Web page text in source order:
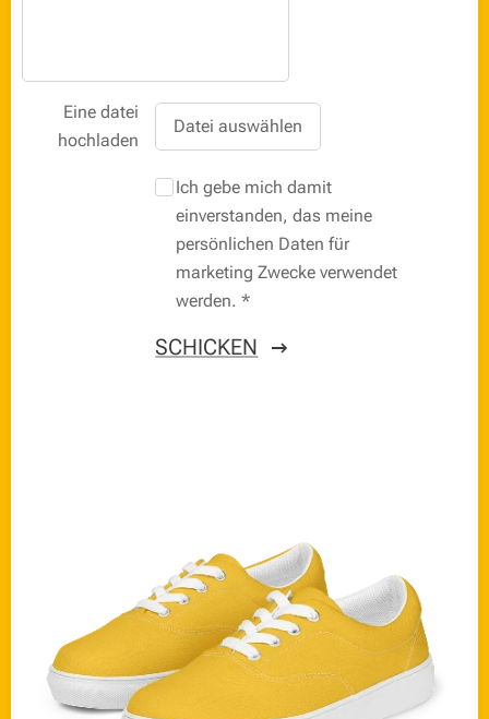
Eine datei
hochladen
Datei auswählen
Ich gebe mich damit
einverstanden, das meine
persönlichen Daten für
marketing Zwecke verwendet
werden.
SCHICKEN